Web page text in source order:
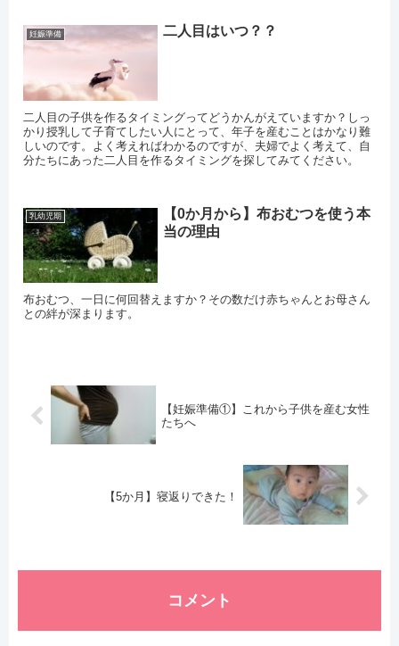
妊娠準備 二人目はいつ？？
二人目の子供を作るタイミングってどうかんがえていますか？しっ
かり授乳して子育てしたい人にとって、年子を産むことはかなり難
しいのです。よく考えればわかるのですが、夫婦でよく考えて、自
分たちにあった二人目を作るタイミングを探してみてください。
乳幼児期
【0か月から】布おむつを使う本
当の理由
布おむつ、一日に何回替えますか？その数だけ赤ちゃんとお母さん
との絆が深まります。
【妊娠準備①】これから子供を産む女性
たちへ
【5か月】寝返りできた！
コメント